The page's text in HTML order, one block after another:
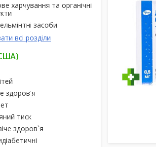
харчування та органічні
засоби
всі розділи
здоров'я
тиск
здоров`я